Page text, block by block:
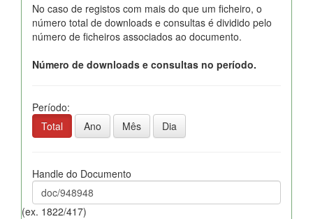
No caso de registos com mais do que um ficheiro, o
número total de downloads e consultas é dividido pelo
número de ficheiros associados ao documento.
Número de downloads e consultas no período.
Período:
Total
Ano Mês Dia
Handle do Documento
(ex. 1822/417)